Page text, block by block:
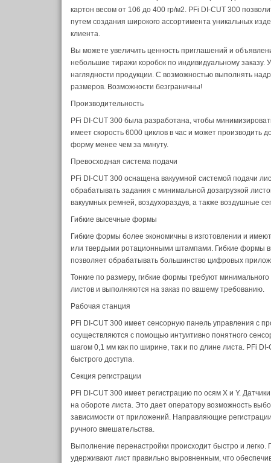
картон весом от 106 до 400 гр/м2. PFi DI-CUT 300
путем создания широкого ассортимента уникальных
клиента.
Вы можете увеличить ценность приглашений и
небольшие тиражи коробок по индивидуальному
наглядности продукции. С возможностью выполнять
размеров. Возможности безграничны!
Производительность
PFi DI-CUT 300 была разработана, чтобы
имеет скорость 6000 циклов в час и может производить
форму менее чем за минуту.
Превосходная система подачи
PFi DI-CUT 300 оснащена вакуумной системой подачи
обрабатывать задания с минимальной дозагрузкой
вакуумных ремней, воздухораздув, а также воздушные
Гибкие высечные формы
Гибкие формы более экономичны в изготовлении и
или твердыми ротационными штампами. Гибкие формы
позволяет обрабатывать большинство цифровых
Тонкие по размеру, гибкие формы требуют
листов и выполняются на заказ по вашему требованию.
Рабочая станция
PFi DI-CUT 300 имеет сенсорную панель управления с
осуществляются с помощью интуитивно понятного
шагом 0,1 мм как по ширине, так и по длине листа. PFi
быстрого доступа.
Секция регистрации
PFi DI-CUT 300 имеет регистрацию по осям X и Y.
на обороте листа. Это дает оператору возможность
зависимости от приложений. Направляющие
ручного вмешательства.
Выполнение перенастройки происходит быстро и
удерживают лист правильно выровненным, что